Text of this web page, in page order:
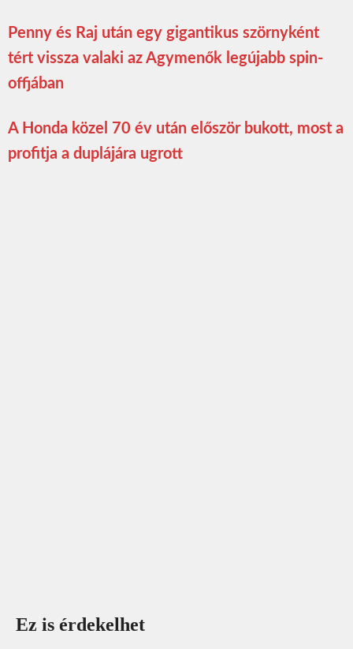
Penny és Raj után egy gigantikus szörnyként
tért vissza valaki az Agymenők legújabb spin-
offjában
A Honda közel 70 év után először bukott, most a
profitja a duplájára ugrott
Ez is érdekelhet